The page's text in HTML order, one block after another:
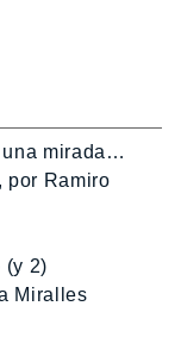
una mirada…
por Ramiro
(y 2)
Miralles